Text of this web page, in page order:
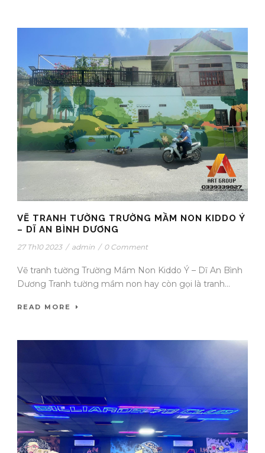
VẼ TRANH TƯỜNG TRƯỜNG MẦM NON KIDDO Ý
– DĨ AN BÌNH DƯƠNG
27 Th10 2023 / admin / 0 Comment
Vẽ tranh tường Trường Mầm Non Kiddo Ý – Dĩ An Bình
Dương Tranh tường mầm non hay còn gọi là tranh...
READ MORE